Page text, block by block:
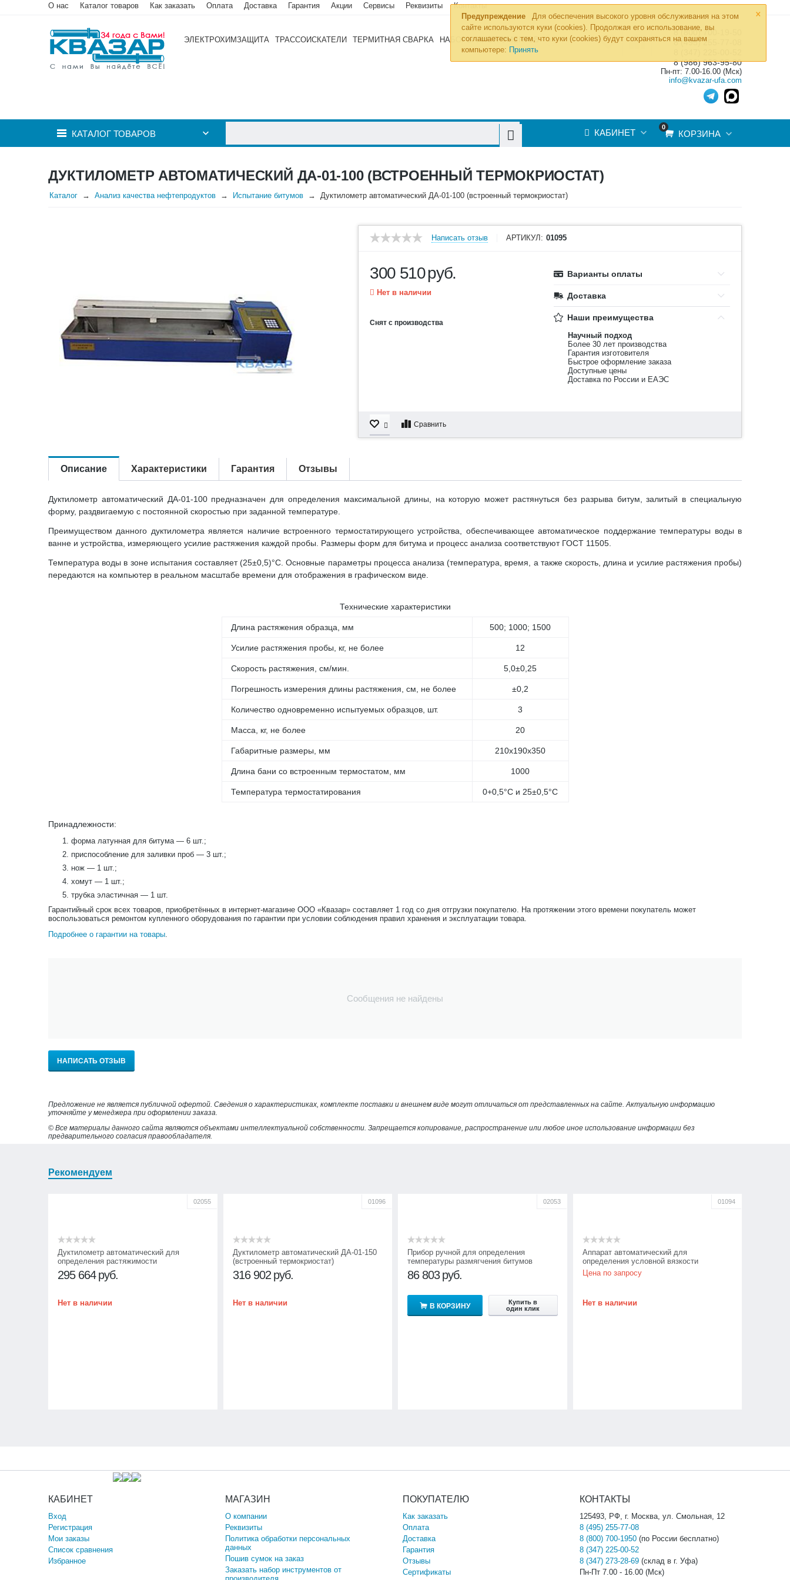
×
Предупреждение
Для обеспечения высокого уровня обслуживания на этом
сайте используются куки (cookies). Продолжая его использование, вы
соглашаетесь с тем, что куки (cookies) будут сохраняться на вашем
компьютере: Принять
О нас Каталог товаров Как заказать Оплата Доставка Гарантия Акции Сервисы Реквизиты Контакты
ЭЛЕКТРОХИМЗАЩИТА ТРАССОИСКАТЕЛИ ТЕРМИТНАЯ СВАРКА НАБОРЫ ИНСТРУМЕНТОВ »
8 (800) 700-19-50
8 (495) 255-77-08
8 (986) 963-95-80
Пн-пт: 7.00-16.00 (Мск)
info@kvazar-ufa.com
КАТАЛОГ ТОВАРОВ
0
КОРЗИНА
КАБИНЕТ
ДУКТИЛОМЕТР АВТОМАТИЧЕСКИЙ ДА-01-100 (ВСТРОЕННЫЙ ТЕРМОКРИОСТАТ)
Каталог Анализ качества нефтепродуктов Испытание битумов Дуктилометр автоматический ДА-01-100 (встроенный термокриостат)
Написать отзыв АРТИКУЛ: 01095
300 510руб.
Нет в наличии
Снят с производства
Варианты оплаты
Доставка
Наши преимущества
Научный подход
Более 30 лет производства
Гарантия изготовителя
Быстрое оформление заказа
Доступные цены
Доставка по России и ЕАЭС
Сравнить
Описание Характеристики Гарантия Отзывы
Дуктилометр автоматический ДА-01-100 предназначен для определения максимальной длины, на которую может растянуться без разрыва битум, залитый в специальную
форму, раздвигаемую с постоянной скоростью при заданной температуре.
Преимуществом данного дуктилометра является наличие встроенного термостатирующего устройства, обеспечивающее автоматическое поддержание температуры воды в
ванне и устройства, измеряющего усилие растяжения каждой пробы. Размеры форм для битума и процесс анализа соответствуют ГОСТ 11505.
Температура воды в зоне испытания составляет (25±0,5)°C. Основные параметры процесса анализа (температура, время, а также скорость, длина и усилие растяжения пробы)
передаются на компьютер в реальном масштабе времени для отображения в графическом виде.
Технические характеристики
Длина растяжения образца, мм 500; 1000; 1500
Усилие растяжения пробы, кг, не более 12
Скорость растяжения, см/мин. 5,0±0,25
Погрешность измерения длины растяжения, см, не более ±0,2
Количество одновременно испытуемых образцов, шт. 3
Масса, кг, не более 20
Габаритные размеры, мм 210х190х350
Длина бани со встроенным термостатом, мм 1000
Температура термостатирования 0+0,5°С и 25±0,5°С
Принадлежности:
форма латунная для битума — 6 шт.;
приспособление для заливки проб — 3 шт.;
нож — 1 шт.;
хомут — 1 шт.;
трубка эластичная — 1 шт.
Гарантийный срок всех товаров, приобретённых в интернет-магазине ООО «Квазар» составляет 1 год со дня отгрузки покупателю. На протяжении этого времени покупатель может
воспользоваться ремонтом купленного оборудования по гарантии при условии соблюдения правил хранения и эксплуатации товара.
Подробнее о гарантии на товары.
Сообщения не найдены
НАПИСАТЬ ОТЗЫВ
Предложение не является публичной офертой. Сведения о характеристиках, комплекте поставки и внешнем виде могут отличаться от представленных на сайте. Актуальную информацию
уточняйте у менеджера при оформлении заказа.
© Все материалы данного сайта являются объектами интеллектуальной собственности. Запрещается копирование, распространение или любое иное использование информации без
предварительного согласия правообладателя.
Рекомендуем
02055
Дуктилометр автоматический для
определения растяжимости
нефтебитумов ДА-01-50 (встроенный
термокриостат)
295 664 руб.
Нет в наличии
01096
Дуктилометр автоматический ДА-01-150
(встроенный термокриостат)
316 902 руб.
Нет в наличии
02053
Прибор ручной для определения
температуры размягчения битумов
КИШ-01М с мешалкой (ГОСТ 11506,
ASTM D36)
86 803 руб.
В КОРЗИНУ
Купить в
один клик
01094
Аппарат автоматический для
определения условной вязкости
нефтебитумов ВУБ-01
Цена по запросу
Нет в наличии
КАБИНЕТ
Вход
Регистрация
Мои заказы
Список сравнения
Избранное
МАГАЗИН
О компании
Реквизиты
Политика обработки персональных
данных
Пошив сумок на заказ
Заказать набор инструментов от
ПОКУПАТЕЛЮ
Как заказать
Оплата
Доставка
Гарантия
Отзывы
Сертификаты
КОНТАКТЫ
125493, РФ, г. Москва, ул. Смольная, 12
8 (495) 255-77-08
8 (800) 700-1950(по России бесплатно)
8 (347) 225-00-52
8 (347) 273-28-69(склад в г. Уфа)
Пн-Пт 7.00 - 16.00 (Мск)